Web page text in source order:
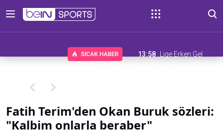
13:58
Lige Erken Gel
Fatih Terim'den Okan Buruk sözleri:
"Kalbim onlarla beraber"